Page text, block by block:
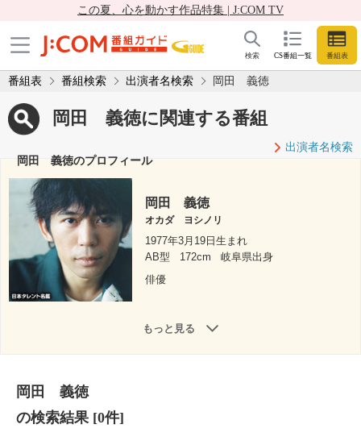
この夏、心を動かす作品特集 | J:COM TV
CS番組一覧 番組表
検索
番組表 番組検索 出演者名検索 岡田 義徳
岡田 義徳に関連する番組
出演者名検索
岡田 義徳のプロフィール
岡田 義徳
オカダ ヨシノリ
1977年3月19日生まれ
AB型
172cm
岐阜県出身
俳優
もっと見る
岡田 義徳
の検索結果[0件]